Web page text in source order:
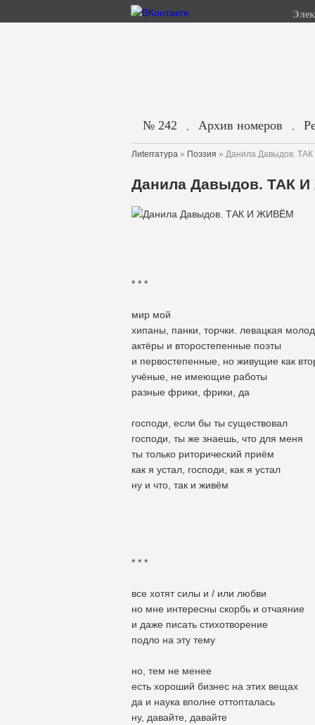
№ 242 . Архив номеров .
Лиterraтура » Поэзия » Данила Давыдов.
Данила Давыдов. ТАК
* * *
мир мой
хипаны, панки, торчки. левацкая
актёры и второстепенные поэты
и первостепенные, но живущие как
учёные, не имеющие работы
разные фрики, фрики, да
господи, если бы ты существовал
господи, ты же знаешь, что для меня
ты только риторический приём
как я устал, господи, как я устал
ну и что, так и живём
* * *
все хотят силы и / или любви
но мне интересны скорбь и отчаяние
и даже писать стихотворение
подло на эту тему
но, тем не менее
есть хороший бизнес на этих вещах
да и наука вполне оттопталась
ну, давайте, давайте